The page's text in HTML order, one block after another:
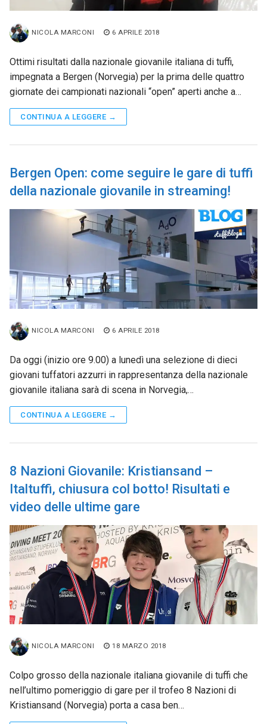
NICOLA MARCONI 6 APRILE 2018
Ottimi risultati dalla nazionale giovanile italiana di tuffi,
impegnata a Bergen (Norvegia) per la prima delle quattro
giornate dei campionati nazionali “open” aperti anche a…
CONTINUA A LEGGERE →
Bergen Open: come seguire le gare di tuffi
della nazionale giovanile in streaming!
NICOLA MARCONI 6 APRILE 2018
Da oggi (inizio ore 9.00) a lunedì una selezione di dieci
giovani tuffatori azzurri in rappresentanza della nazionale
giovanile italiana sarà di scena in Norvegia,…
CONTINUA A LEGGERE →
8 Nazioni Giovanile: Kristiansand –
Italtuffi, chiusura col botto! Risultati e
video delle ultime gare
NICOLA MARCONI 18 MARZO 2018
Colpo grosso della nazionale italiana giovanile di tuffi che
nell’ultimo pomeriggio di gare per il trofeo 8 Nazioni di
Kristiansand (Norvegia) porta a casa ben…